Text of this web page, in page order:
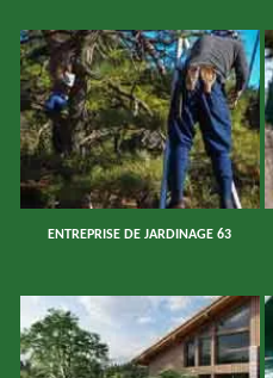
ENTREPRISE DE JARDINAGE 63